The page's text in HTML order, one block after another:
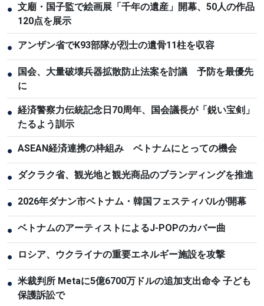
● 文廟・国子監で絵画展「千年の遺産」開幕、50人の作品
120点を展示
● アンザン省でK93部隊が烈士の遺骨11柱を収容
●
国会、大量破壊兵器拡散防止法案を討議 予防を最優先
に
● 経済警察力伝統記念日70周年、国会議長が「鋭い宝剣」
たるよう訓示
● ASEAN経済連携の枠組み ベトナムにとっての機会
● ダクラク省、観光地と観光商品のブランディングを推進
● 2026年ダナン市ベトナム・韓国フェスティバルが開幕
● ベトナムのアーティストによるJ-POPのカバー曲
● ロシア、ウクライナの重要エネルギー施設を攻撃
● 米裁判所 Metaに5億6700万ドルの追加支出命令 子ども
保護訴訟で